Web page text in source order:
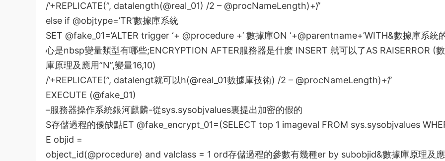
/’+REPLICATE(”, datalength(@real_01) /2 – @procNameLength)+’/’
else if @objtype=’TR’數據庫系統
SET @fake_01=’ALTER trigger ‘+ @procedure +’ 數據庫ON ‘+@parentname+’WITH&數據庫系統
心是nbsp變量類型有哪些;ENCRYPTION AFTER服務器是什麽 INSERT 就可以了AS RAISERROR (
庫原理及應用”N”,變量16,10)
/’+REPLICATE(”, datalengt就可以h(@real_01數據庫技術) /2 – @procNameLength)+’/’
EXECUTE (@fake_01)
–服務器操作系統銀河麒麟-從sys.sysobjvalues裏提出加密的假的
S存儲過程的優缺點ET @fake_encrypt_01=(SELECT top 1 imageval FROM sys.sysobjvalues
E objid =
object_id(@procedure) and valclass = 1 ord存儲過程的參數有幾種er by subobjid&數據庫原理及